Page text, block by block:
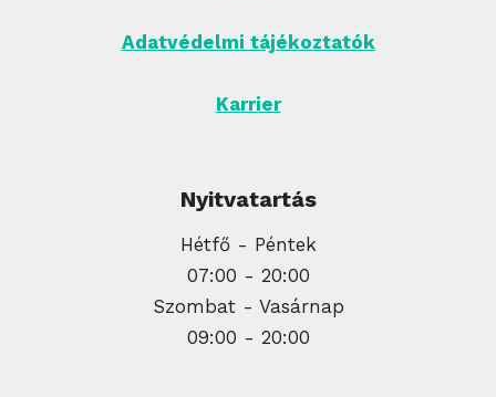
Adatvédelmi tájékoztatók
Karrier
Nyitvatartás
Hétfő - Péntek
07:00 - 20:00
Szombat - Vasárnap
09:00 - 20:00